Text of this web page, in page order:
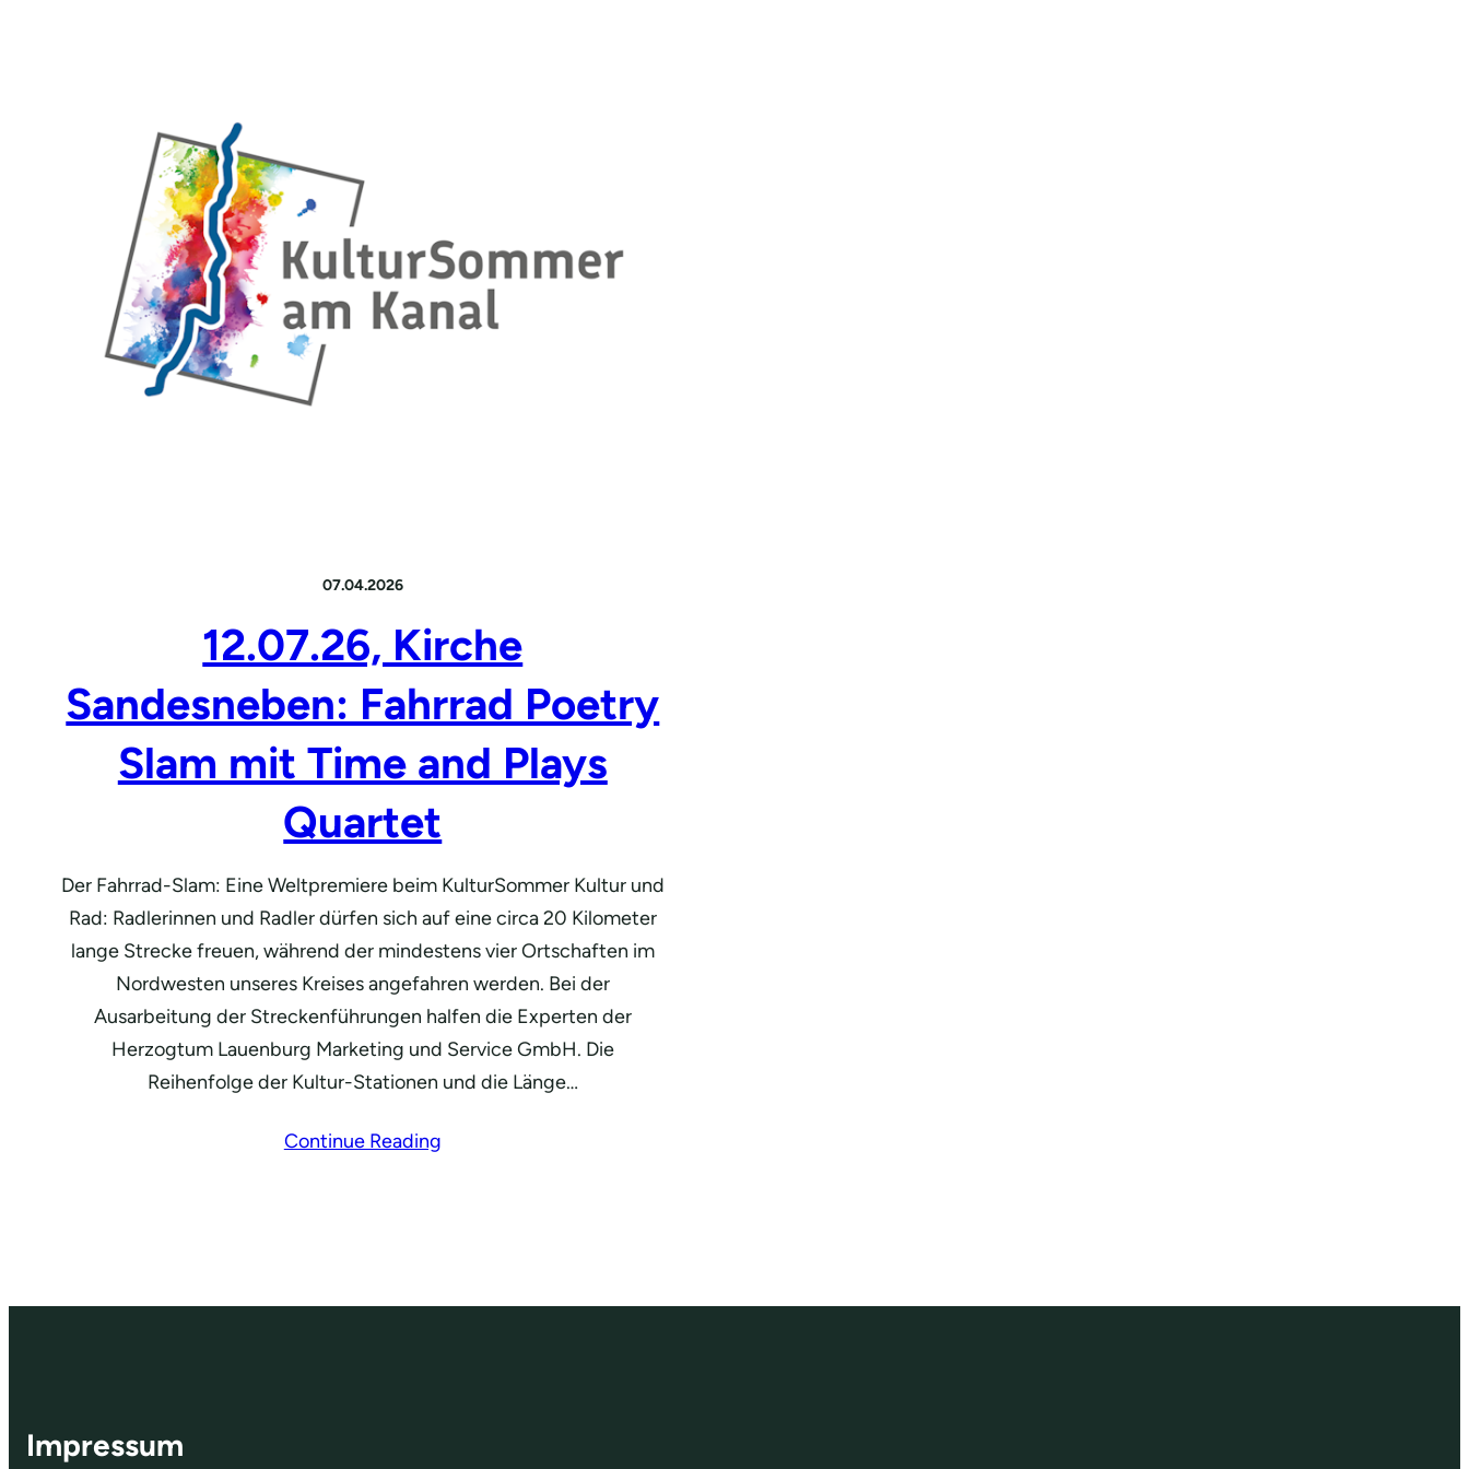
07.04.2026
12.07.26, Kirche
Sandesneben: Fahrrad Poetry
Slam mit Time and Plays
Quartet
Der Fahrrad-Slam: Eine Weltpremiere beim KulturSommer Kultur und
Rad: Radlerinnen und Radler dürfen sich auf eine circa 20 Kilometer
lange Strecke freuen, während der mindestens vier Ortschaften im
Nordwesten unseres Kreises angefahren werden. Bei der
Ausarbeitung der Streckenführungen halfen die Experten der
Herzogtum Lauenburg Marketing und Service GmbH. Die
Reihenfolge der Kultur-Stationen und die Länge…
Continue Reading
Impressum